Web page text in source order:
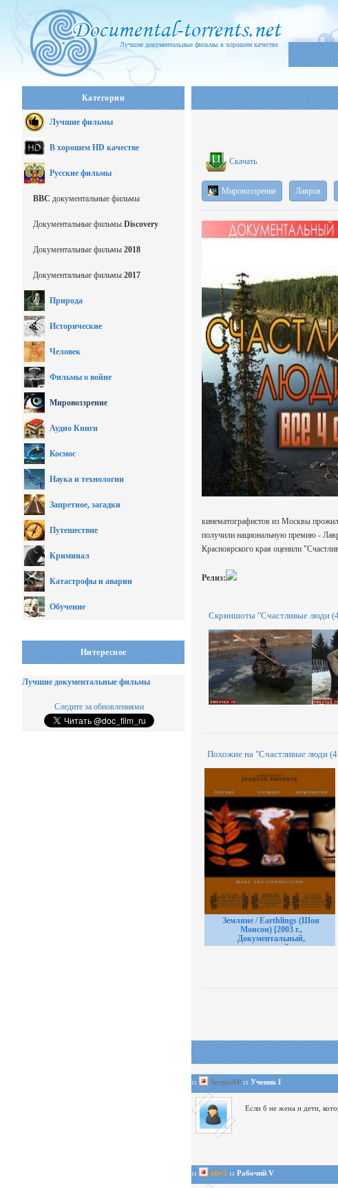
Лучшие документальные фильмы в хорошем качестве
Категории
Лучшие фильмы
В хорошем HD качестве
Русские фильмы
BBC документальные фильмы
Документальные фильмы Discovery
Документальные фильмы 2018
Документальные фильмы 2017
Природа
Исторические
Человек
Фильмы о войне
Мировоззрение
Аудио Книги
Космос
Наука и технологии
Запретное, загадки
Путешествие
Криминал
Катастрофы и аварии
Обучение
Интересное
Лучшие документальные фильмы
Следите за обновлениями
Скачать
Мировоззрение Лавров
кинематографистов из Москвы
получили национальную премию -
Красноярского края оценили
Релиз:
Скриншоты "Счастливые люди
Похожие на "Счастливые люди
Земляне / Earthlings (Шон
Монсон) [2003 г.,
Документальный,
просветительский, полная
:: SergeiAP:: Ученик I
Если б не жена и дети,
:: nbv5 :: Рабочий V